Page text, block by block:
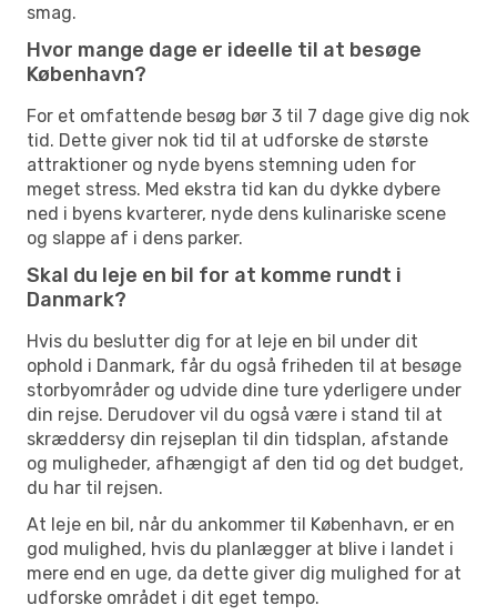
smag.
Hvor mange dage er ideelle til at besøge
København?
For et omfattende besøg bør 3 til 7 dage give dig nok
tid. Dette giver nok tid til at udforske de største
attraktioner og nyde byens stemning uden for
meget stress. Med ekstra tid kan du dykke dybere
ned i byens kvarterer, nyde dens kulinariske scene
og slappe af i dens parker.
Skal du leje en bil for at komme rundt i
Danmark?
Hvis du beslutter dig for at leje en bil under dit
ophold i Danmark, får du også friheden til at besøge
storbyområder og udvide dine ture yderligere under
din rejse. Derudover vil du også være i stand til at
skræddersy din rejseplan til din tidsplan, afstande
og muligheder, afhængigt af den tid og det budget,
du har til rejsen.
At leje en bil, når du ankommer til København, er en
god mulighed, hvis du planlægger at blive i landet i
mere end en uge, da dette giver dig mulighed for at
udforske området i dit eget tempo.